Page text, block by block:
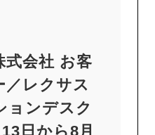
式会社 お客
／レクサス
ョンデスク
日から8月